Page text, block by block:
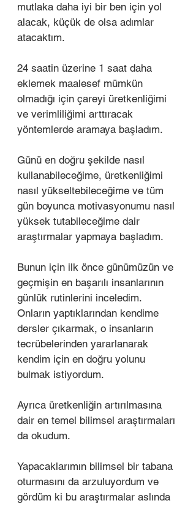
mutlaka daha iyi bir ben için yol
alacak, küçük de olsa adımlar
atacaktım.
24 saatin üzerine 1 saat daha
eklemek maalesef mümkün
olmadığı için çareyi üretkenliğimi
ve verimliliğimi arttıracak
yöntemlerde aramaya başladım.
Günü en doğru şekilde nasıl
kullanabileceğime, üretkenliğimi
nasıl yükseltebileceğime ve tüm
gün boyunca motivasyonumu nasıl
yüksek tutabileceğime dair
araştırmalar yapmaya başladım.
Bunun için ilk önce günümüzün ve
geçmişin en başarılı insanlarının
günlük rutinlerini inceledim.
Onların yaptıklarından kendime
dersler çıkarmak, o insanların
tecrübelerinden yararlanarak
kendim için en doğru yolunu
bulmak istiyordum.
Ayrıca üretkenliğin artırılmasına
dair en temel bilimsel araştırmaları
da okudum.
Yapacaklarımın bilimsel bir tabana
oturmasını da arzuluyordum ve
gördüm ki bu araştırmalar aslında